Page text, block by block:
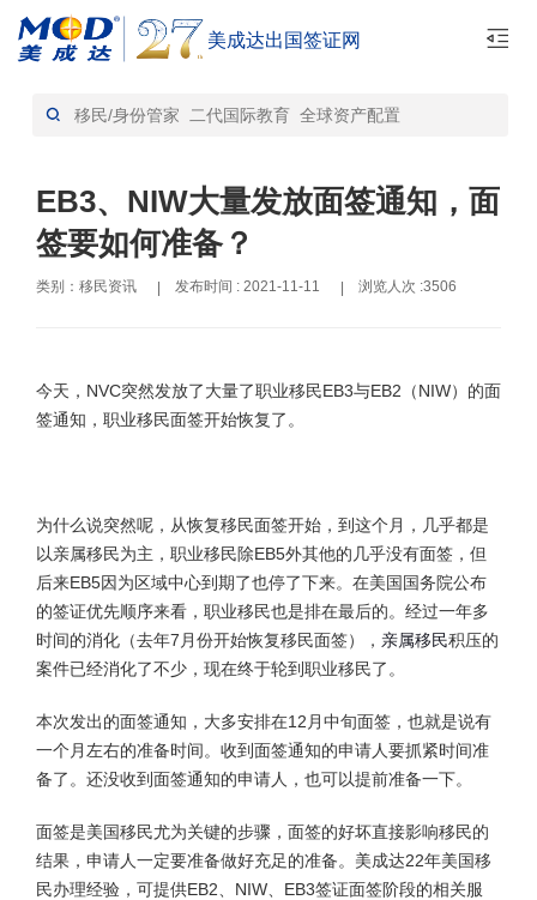
美成达出国签证网
首页> 移民资讯-资讯
EB3、NIW大量发放面签通知，面
签要如何准备？
类别：移民资讯 | 发布时间 : 2021-11-11 | 浏览人次 :3506
今天，NVC突然发放了大量了职业移民EB3与EB2（NIW）的面
签通知，职业移民面签开始恢复了。
为什么说突然呢，从恢复移民面签开始，到这个月，几乎都是
以亲属移民为主，职业移民除EB5外其他的几乎没有面签，但
后来EB5因为区域中心到期了也停了下来。在美国国务院公布
的签证优先顺序来看，职业移民也是排在最后的。经过一年多
时间的消化（去年7月份开始恢复移民面签）， 亲属移民积压的
案件已经消化了不少，现在终于轮到职业移民了。
本次发出的面签通知，大多安排在12月中旬面签，也就是说有
一个月左右的准备时间。收到面签通知的申请人要抓紧时间准
备了。还没收到面签通知的申请人，也可以提前准备一下。
面签是美国移民尤为关键的步骤，面签的好坏直接影响移民的
结果，申请人一定要准备做好充足的准备。美成达22年美国移
民办理经验，可提供EB2、NIW、EB3签证面签阶段的相关服